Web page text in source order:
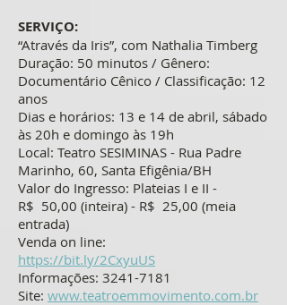
SERVIÇO:
“Através da Iris”, com Nathalia Timberg
Duração: 50 minutos / Gênero:
Documentário Cênico / Classificação: 12
anos
Dias e horários: 13 e 14 de abril, sábado
às 20h e domingo às 19h
Local: Teatro SESIMINAS - Rua Padre
Marinho, 60, Santa Efigênia/BH
Valor do Ingresso: Plateias I e II -
R$ 50,00 (inteira) - R$ 25,00 (meia
entrada)
Venda on line:
https://bit.ly/2CxyuUS
Informações: 3241-7181
Site: www.teatroemmovimento.com.br